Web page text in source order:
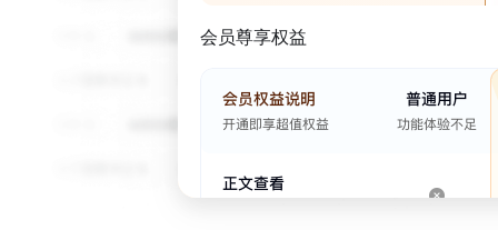
会员尊享权益